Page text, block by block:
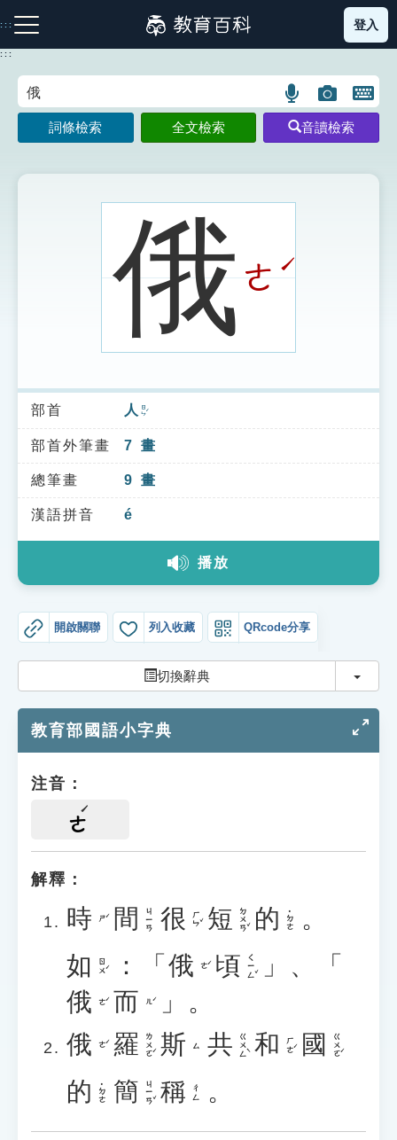
到
主
:::
注音索引圖示 筆畫索引圖示 部首索引表圖示
索引選單
知識索引
單字索引
生命大百科索引
教學應用
貓頭鷹博士
登入
:::
語
言
搜
示
圖
片
搜
開
鍵
圖
詞條檢索 全文檢索 音讀檢索
俄ㄜ ˊ
部首 人 ㄖㄣˊ
部首外筆畫 7 畫
總筆畫 9 畫
漢語拼音 é
播放
開啟關聯 列入收藏 QRcode分享
切換辭典 切換
教育部國語小字典
注音：
ㄜ
解釋：
時 ㄕˊ 間 ㄐㄧㄢ 很 ㄏㄣˇ 短 ㄉㄨㄢˇ 的 ˙ㄉㄜ 。
如 ㄖㄨˊ ：「 俄 ㄜˊ 頃 ㄑㄧㄥˇ
」、「
俄
ㄜˊ 而 ㄦˊ
」。
俄
ㄜˊ 羅 ㄌㄨㄛˊ 斯 ㄙ 共 ㄍㄨㄥˋ 和 ㄏㄜˊ 國 ㄍㄨㄛˊ
的 ˙ㄉㄜ 簡 ㄐㄧㄢˇ 稱 ㄔㄥ 。